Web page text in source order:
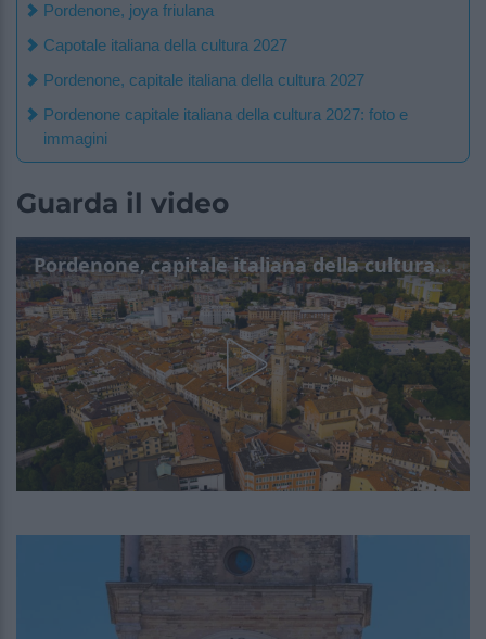
Pordenone, joya friulana
Capotale italiana della cultura 2027
Pordenone, capitale italiana della cultura 2027
Pordenone capitale italiana della cultura 2027: foto e
immagini
Guarda il video
Pordenone, capitale italiana della cultura 2027